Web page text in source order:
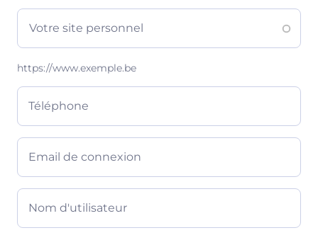
https://www.exemple.be
Téléphone
Email de connexion
Nom d'utilisateur